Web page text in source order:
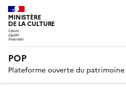
MINISTÈRE
DE LA CULTURE
POP
Plateforme ouverte du patrimoine